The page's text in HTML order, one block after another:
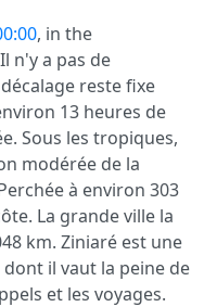
, in the
n'y a pas de
reste fixe
13 heures de
Sous les tropiques,
modérée de la
à environ 303
La grande ville la
km. Ziniaré est une
dont il vaut la peine de
et les voyages.